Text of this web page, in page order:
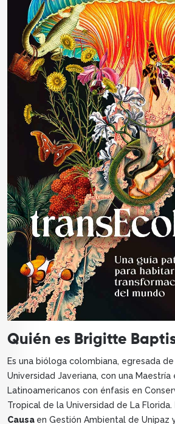
Quién es Brigitte
Es una bióloga colombiana, egresada
Universidad Javeriana, con una Maestría
Latinoamericanos con énfasis en
Tropical de la Universidad de La Florida.
Causa en Gestión Ambiental de Unipaz